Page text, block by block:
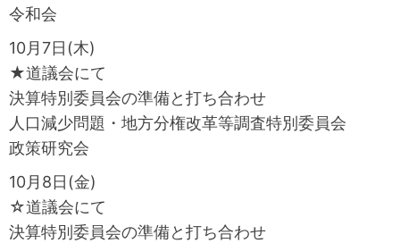
令和会
10月7日(木)
★道議会にて
決算特別委員会の準備と打ち合わせ
人口減少問題・地方分権改革等調査特別委員会
政策研究会
10月8日(金)
☆道議会にて
決算特別委員会の準備と打ち合わせ